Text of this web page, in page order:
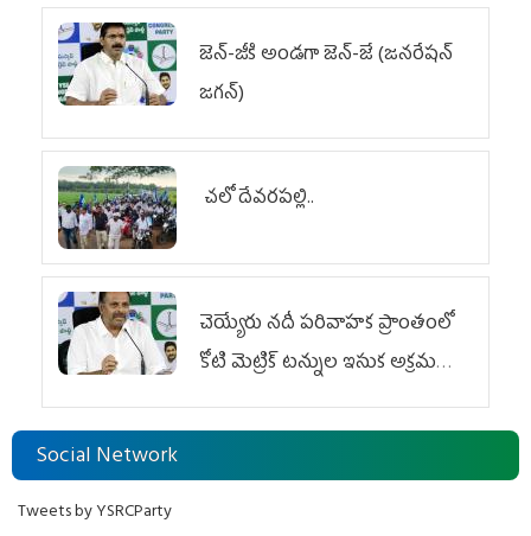
జెన్‌-జీకి అండగా జెన్‌-జే (జనరేషన్
జగన్)
చలో దేవరపల్లి..
చెయ్యేరు నదీ పరివాహక ప్రాంతంలో
కోటి మెట్రిక్ టన్నుల ఇసుక అక్రమ
రవాణా
Social Network
Tweets by YSRCParty